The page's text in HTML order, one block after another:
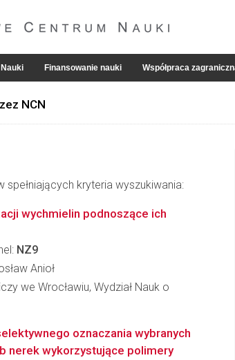
Finansowanie nauki Współpraca
NCN
spełniających kryteria wyszukiwania:
wychmielin podnoszące ich
NZ9
Anioł
we Wrocławiu, Wydział Nauk o
oznaczania wybranych
nerek wykorzystujące polimery